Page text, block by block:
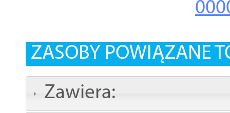
ZASOBY POWIĄZANE
Zawiera: